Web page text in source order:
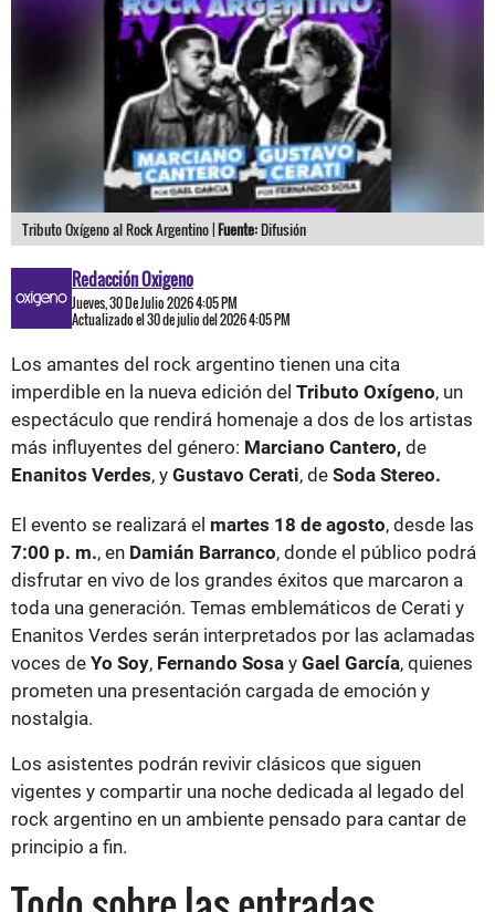
Tributo Oxígeno al Rock Argentino |Fuente:Difusión
Redacción Oxigeno
Jueves, 30 De Julio 2026 4:05 PM
Actualizado el 30 de julio del 2026 4:05 PM
Los amantes del rock argentino tienen una cita
imperdible en la nueva edición del Tributo Oxígeno, un
espectáculo que rendirá homenaje a dos de los artistas
más influyentes del género: Marciano Cantero, de
Enanitos Verdes, y Gustavo Cerati, de Soda Stereo.
El evento se realizará el martes 18 de agosto, desde las
7:00 p. m., en Damián Barranco, donde el público podrá
disfrutar en vivo de los grandes éxitos que marcaron a
toda una generación. Temas emblemáticos de Cerati y
Enanitos Verdes serán interpretados por las aclamadas
voces de Yo Soy, Fernando Sosa y Gael García, quienes
prometen una presentación cargada de emoción y
nostalgia.
Los asistentes podrán revivir clásicos que siguen
vigentes y compartir una noche dedicada al legado del
rock argentino en un ambiente pensado para cantar de
principio a fin.